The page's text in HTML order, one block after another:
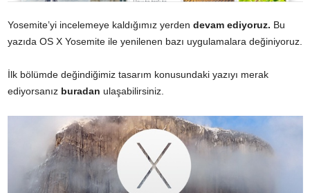
Yosemite’yi incelemeye kaldığımız yerden devam ediyoruz. Bu
yazıda OS X Yosemite ile yenilenen bazı uygulamalara değiniyoruz.
İlk bölümde değindiğimiz tasarım konusundaki yazıyı merak
ediyorsanız buradan ulaşabilirsiniz.